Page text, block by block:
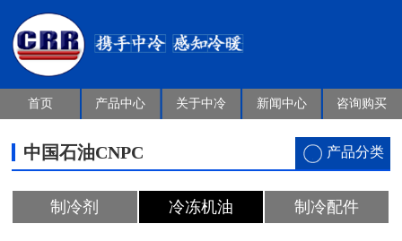
首页 产品中心 关于中冷 新闻中心 咨询购买
中国石油CNPC 产品分类
制冷剂 冷冻机油 制冷配件